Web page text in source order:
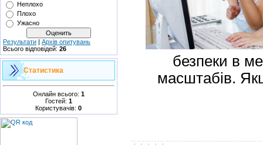
Неплохо
Плохо
Ужасно
Результати | Архів опитувань
Всього відповідей: 26
Статистика
Онлайн всього: 1
Гостей: 1
Користувачів:0
безпеки в
масштабів.